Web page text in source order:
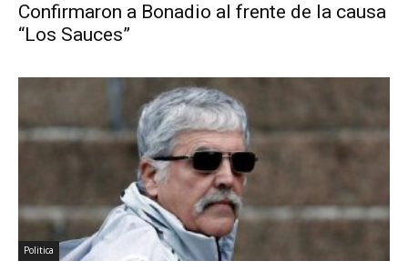
Confirmaron a Bonadio al frente de la causa
“Los Sauces”
Politica